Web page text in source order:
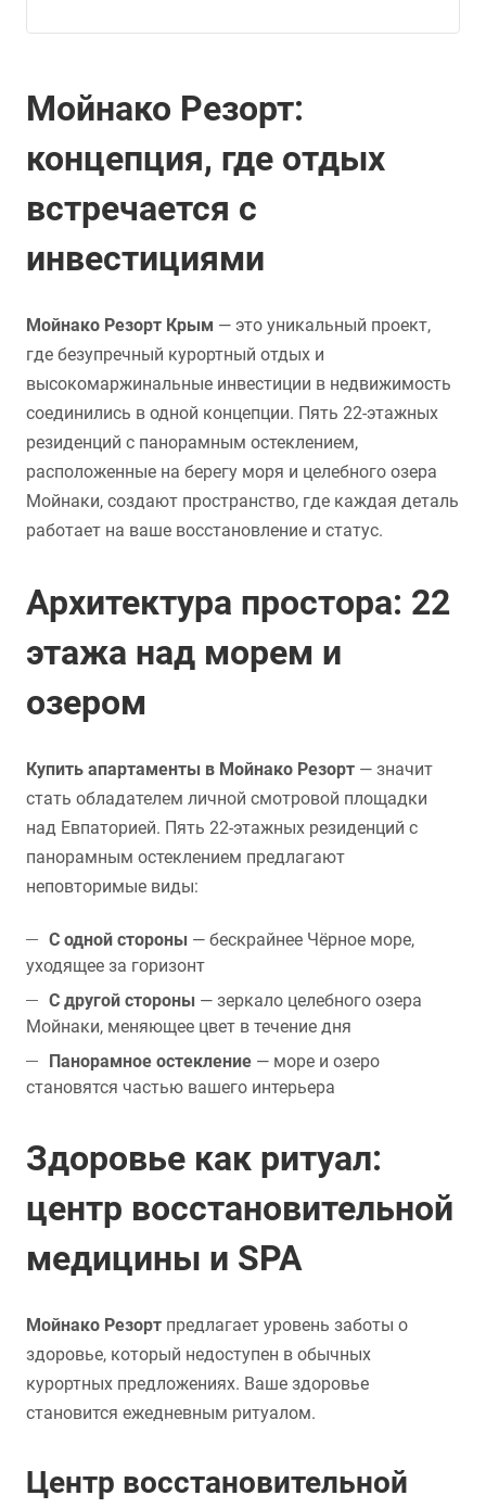
Мойнако Резорт:
концепция, где отдых
встречается с
инвестициями
Мойнако Резорт Крым — это уникальный проект,
где безупречный курортный отдых и
высокомаржинальные инвестиции в недвижимость
соединились в одной концепции. Пять 22-этажных
резиденций с панорамным остеклением,
расположенные на берегу моря и целебного озера
Мойнаки, создают пространство, где каждая деталь
работает на ваше восстановление и статус.
Архитектура простора: 22
этажа над морем и
озером
Купить апартаменты в Мойнако Резорт — значит
стать обладателем личной смотровой площадки
над Евпаторией. Пять 22-этажных резиденций с
панорамным остеклением предлагают
неповторимые виды:
С одной стороны — бескрайнее Чёрное море,
уходящее за горизонт
С другой стороны — зеркало целебного озера
Мойнаки, меняющее цвет в течение дня
Панорамное остекление — море и озеро
становятся частью вашего интерьера
Здоровье как ритуал:
центр восстановительной
медицины и SPA
Мойнако Резорт предлагает уровень заботы о
здоровье, который недоступен в обычных
курортных предложениях. Ваше здоровье
становится ежедневным ритуалом.
Центр восстановительной